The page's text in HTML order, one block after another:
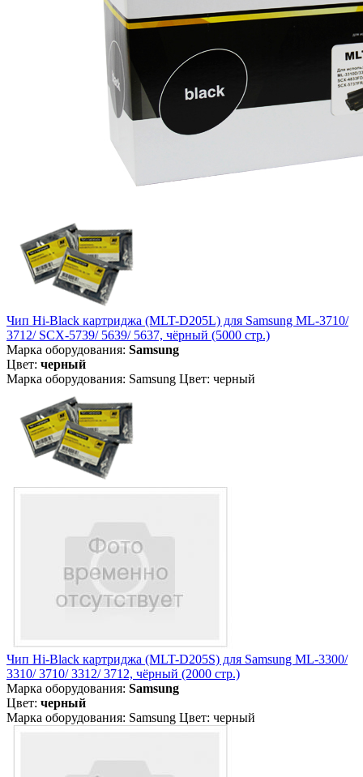
Чип Hi-Black картриджа (MLT-D205L) для Samsung ML-3710/
3712/ SCX-5739/ 5639/ 5637, чёрный (5000 стр.)
Марка оборудования: Samsung
Цвет: черный
Марка оборудования: Samsung Цвет: черный
Чип Hi-Black картриджа (MLT-D205S) для Samsung ML-3300/
3310/ 3710/ 3312/ 3712, чёрный (2000 стр.)
Марка оборудования: Samsung
Цвет: черный
Марка оборудования: Samsung Цвет: черный